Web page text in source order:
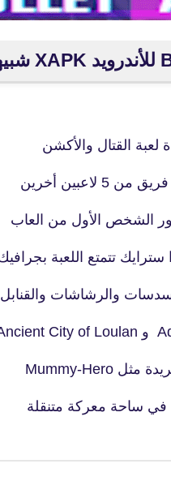
الشخص الأول من العاب
والرشاشات والقنابل